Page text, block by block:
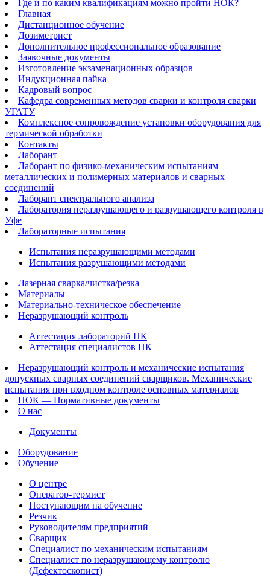
Где и по каким квалификациям можно пройти НОК?
Главная
Дистанционное обучение
Дозиметрист
Дополнительное профессиональное образование
Заявочные документы
Изготовление экзаменационных образцов
Индукционная пайка​
Кадровый вопрос
Кафедра современных методов сварки и контроля сварки
УГАТУ
Комплексное сопровождение установки оборудования для
термической обработки
Контакты
Лаборант
Лаборант по физико-механическим испытаниям
металлических и полимерных материалов и сварных
соединений
Лаборант спектрального анализа
Лаборатория неразрушающего и разрушающего контроля в
Уфе
Лабораторные испытания
Испытания неразрушающими методами
Испытания разрушающими методами
Лазерная сварка/чистка/резка
Материалы
Материально-техническое обеспечение
Неразрушающий контроль
Аттестация лабораторий НК
Аттестация специалистов НК
Неразрушающий контроль и механические испытания
допускных сварных соединений сварщиков. Механические
испытания при входном контроле основных материалов
НОК — Нормативные документы
О нас
Документы
Оборудование
Обучение
О центре
Оператор-термист
Поступающим на обучение
Резчик
Руководителям предприятий
Сварщик
Специалист по механическим испытаниям
Специалист по неразрушающему контролю
(Дефектоскопист)